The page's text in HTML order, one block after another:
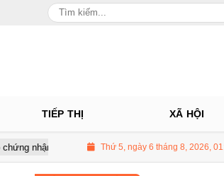
TIẾP THỊ XÃ HỘI
phố Thông minh dựa trên tiêu chuẩn toàn cầu
Thứ 5, ngày 6 tháng 8, 2026,